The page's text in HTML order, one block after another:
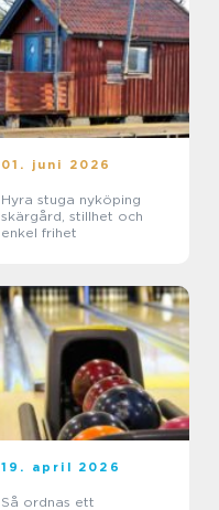
01. juni 2026
Hyra stuga nyköping
skärgård, stillhet och
enkel frihet
19. april 2026
Så ordnas ett